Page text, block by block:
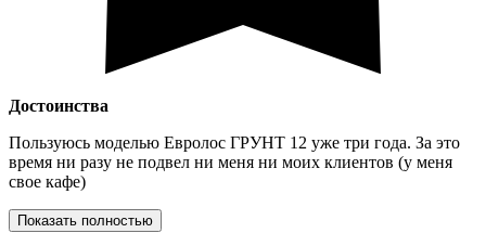
Достоинства
Пользуюсь моделью Евролос ГРУНТ 12 уже три года. За это
время ни разу не подвел ни меня ни моих клиентов (у меня
свое кафе)
Показать полностью